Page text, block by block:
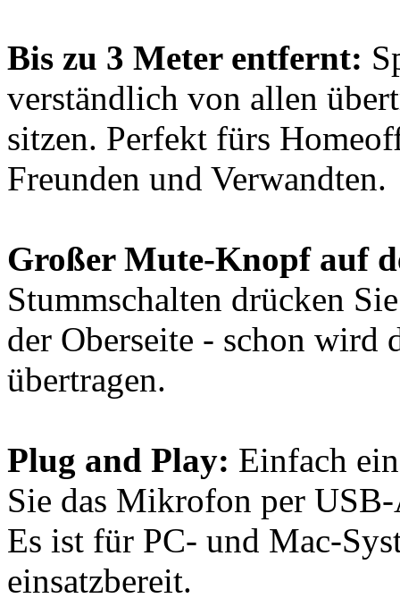
Bis zu 3 Meter entfernt:
verständlich von allen
sitzen. Perfekt fürs
Freunden und Verwandten.
Großer Mute-Knopf auf
Stummschalten drücken
der Oberseite - schon wird
übertragen.
Plug and Play: Einfach
Sie das Mikrofon per
Es ist für PC- und Mac-
einsatzbereit.